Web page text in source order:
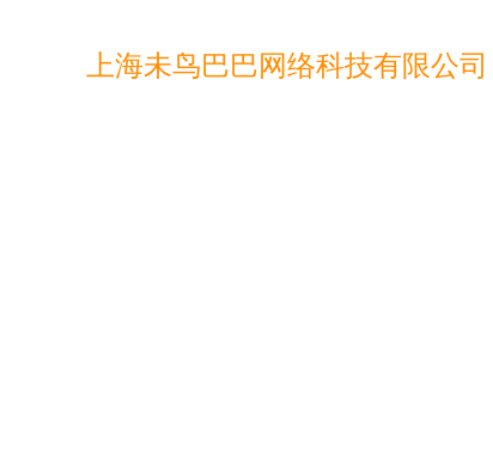
上海未鸟巴巴网络科技有限公司